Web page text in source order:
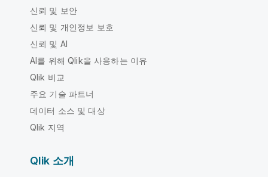
신뢰 및 보안
신뢰 및 개인정보 보호
신뢰 및 AI
AI를 위해 Qlik을 사용하는 이유
Qlik 비교
주요 기술 파트너
데이터 소스 및 대상
Qlik 지역
Qlik 소개